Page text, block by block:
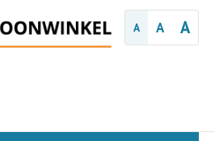
A A A